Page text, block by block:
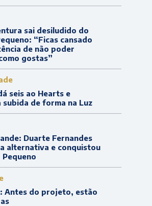
sai desiludido do
“Ficas cansado
de não poder
gostas”
seis ao Hearts e
subida de forma na Luz
Duarte Fernandes
alternativa e conquistou
Pequeno
Antes do projeto, estão